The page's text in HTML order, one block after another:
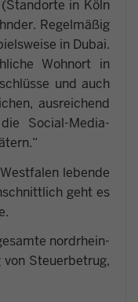
in Köln
Regelmäßig
in Dubai.
Wohnort in
und auch
ausreichend
Social-Media-
lebende
geht es
nordrhein-
Steuerbetrug,